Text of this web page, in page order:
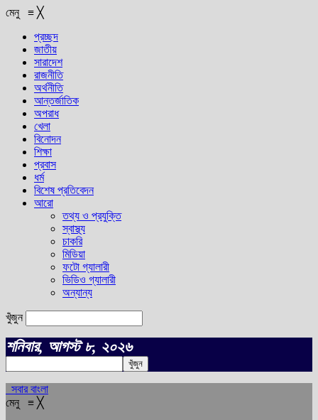
মেনু ≡ ╳
প্রচ্ছদ
জাতীয়
সারাদেশ
রাজনীতি
অর্থনীতি
আন্তর্জাতিক
অপরাধ
খেলা
বিনোদন
শিক্ষা
প্রবাস
ধর্ম
বিশেষ প্রতিবেদন
আরো
তথ্য ও প্রযুক্তি
স্বাস্থ্য
চাকরি
মিডিয়া
ফটো গ্যালারী
ভিডিও গ্যালারী
অন্যান্য
খুঁজুন
শনিবার, আগস্ট ৮, ২০২৬
সবার বাংলা
মেনু ≡ ╳